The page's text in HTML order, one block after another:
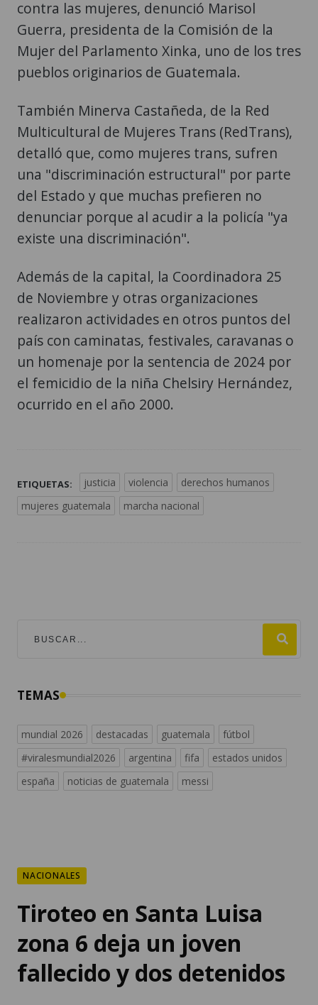
contra las mujeres, denunció Marisol
Guerra, presidenta de la Comisión de la
Mujer del Parlamento Xinka, uno de los tres
pueblos originarios de Guatemala.
También Minerva Castañeda, de la Red
Multicultural de Mujeres Trans (RedTrans),
detalló que, como mujeres trans, sufren
una "discriminación estructural" por parte
del Estado y que muchas prefieren no
denunciar porque al acudir a la policía "ya
existe una discriminación".
Además de la capital, la Coordinadora 25
de Noviembre y otras organizaciones
realizaron actividades en otros puntos del
país con caminatas, festivales, caravanas o
un homenaje por la sentencia de 2024 por
el femicidio de la niña Chelsiry Hernández,
ocurrido en el año 2000.
ETIQUETAS: justicia violencia
derechos humanos
mujeres guatemala
marcha nacional
TEMAS
mundial 2026 destacadas guatemala
fútbol
#viralesmundial2026
argentina fifa
estados unidos
españa
noticias de guatemala messi
NACIONALES
Tiroteo en Santa Luisa
zona 6 deja un joven
fallecido y dos detenidos